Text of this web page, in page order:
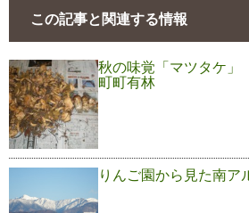
この記事と関連する情報
秋の味覚「マツタケ」
町町有林
りんご園から見た南ア